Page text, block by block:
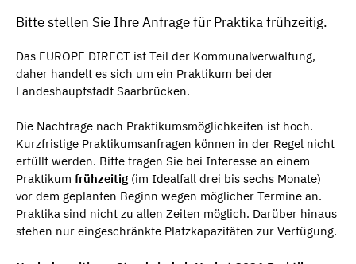
Bitte stellen Sie Ihre Anfrage für Praktika frühzeitig.
Das EUROPE DIRECT ist Teil der Kommunalverwaltung,
daher handelt es sich um ein Praktikum bei der
Landeshauptstadt Saarbrücken.
Die Nachfrage nach Praktikumsmöglichkeiten ist hoch.
Kurzfristige Praktikumsanfragen können in der Regel nicht
erfüllt werden. Bitte fragen Sie bei Interesse an einem
Praktikum frühzeitig (im Idealfall drei bis sechs Monate)
vor dem geplanten Beginn wegen möglicher Termine an.
Praktika sind nicht zu allen Zeiten möglich. Darüber hinaus
stehen nur eingeschränkte Platzkapazitäten zur Verfügung.